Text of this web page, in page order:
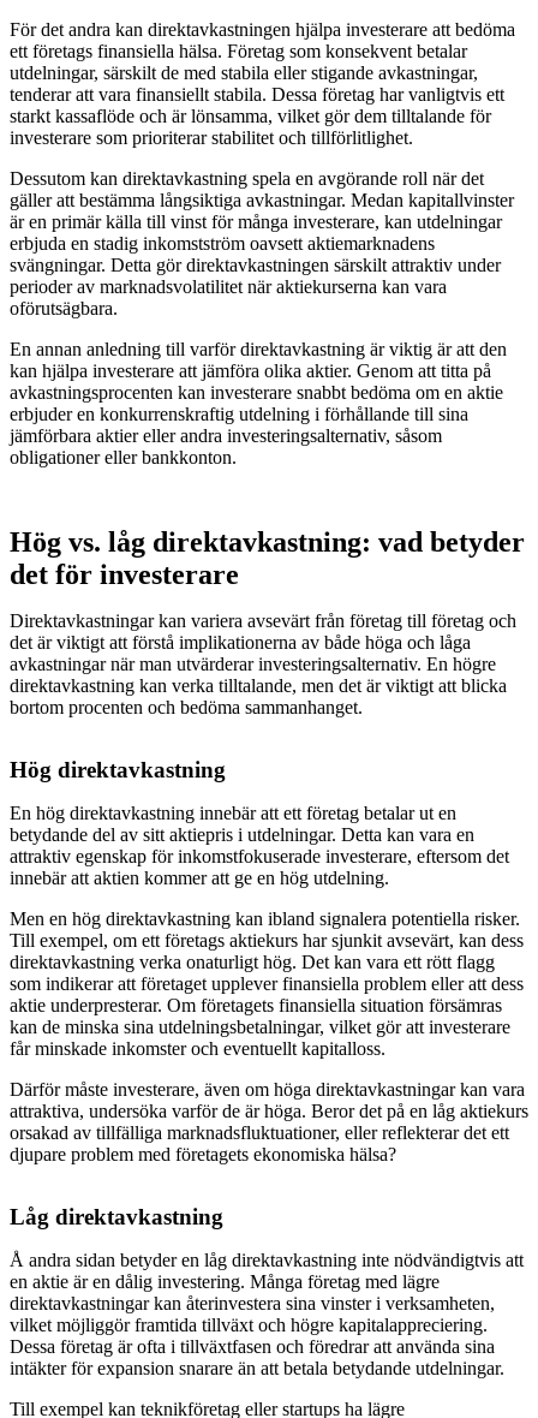
För det andra kan direktavkastningen hjälpa investerare att bedöma
ett företags finansiella hälsa. Företag som konsekvent betalar
utdelningar, särskilt de med stabila eller stigande avkastningar,
tenderar att vara finansiellt stabila. Dessa företag har vanligtvis ett
starkt kassaflöde och är lönsamma, vilket gör dem tilltalande för
investerare som prioriterar stabilitet och tillförlitlighet.
Dessutom kan direktavkastning spela en avgörande roll när det
gäller att bestämma långsiktiga avkastningar. Medan kapitallvinster
är en primär källa till vinst för många investerare, kan utdelningar
erbjuda en stadig inkomstström oavsett aktiemarknadens
svängningar. Detta gör direktavkastningen särskilt attraktiv under
perioder av marknadsvolatilitet när aktiekurserna kan vara
oförutsägbara.
En annan anledning till varför direktavkastning är viktig är att den
kan hjälpa investerare att jämföra olika aktier. Genom att titta på
avkastningsprocenten kan investerare snabbt bedöma om en aktie
erbjuder en konkurrenskraftig utdelning i förhållande till sina
jämförbara aktier eller andra investeringsalternativ, såsom
obligationer eller bankkonton.
Hög vs. låg direktavkastning: vad betyder
det för investerare
Direktavkastningar kan variera avsevärt från företag till företag och
det är viktigt att förstå implikationerna av både höga och låga
avkastningar när man utvärderar investeringsalternativ. En högre
direktavkastning kan verka tilltalande, men det är viktigt att blicka
bortom procenten och bedöma sammanhanget.
Hög direktavkastning
En hög direktavkastning innebär att ett företag betalar ut en
betydande del av sitt aktiepris i utdelningar. Detta kan vara en
attraktiv egenskap för inkomstfokuserade investerare, eftersom det
innebär att aktien kommer att ge en hög utdelning.
Men en hög direktavkastning kan ibland signalera potentiella risker.
Till exempel, om ett företags aktiekurs har sjunkit avsevärt, kan dess
direktavkastning verka onaturligt hög. Det kan vara ett rött flagg
som indikerar att företaget upplever finansiella problem eller att dess
aktie underpresterar. Om företagets finansiella situation försämras
kan de minska sina utdelningsbetalningar, vilket gör att investerare
får minskade inkomster och eventuellt kapitalloss.
Därför måste investerare, även om höga direktavkastningar kan vara
attraktiva, undersöka varför de är höga. Beror det på en låg aktiekurs
orsakad av tillfälliga marknadsfluktuationer, eller reflekterar det ett
djupare problem med företagets ekonomiska hälsa?
Låg direktavkastning
Å andra sidan betyder en låg direktavkastning inte nödvändigtvis att
en aktie är en dålig investering. Många företag med lägre
direktavkastningar kan återinvestera sina vinster i verksamheten,
vilket möjliggör framtida tillväxt och högre kapitalappreciering.
Dessa företag är ofta i tillväxtfasen och föredrar att använda sina
intäkter för expansion snarare än att betala betydande utdelningar.
Till exempel kan teknikföretag eller startups ha lägre